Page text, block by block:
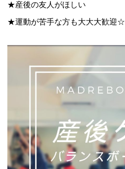
★産後の友人がほしい
★運動が苦手な方も大大大歓迎☆